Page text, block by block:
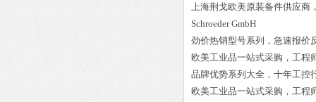
上海荆戈欧美原装备件供应商
Schroeder GmbH
劲价热销型号系列，急速报价
欧美工业品一站式采购，工程
品牌优势系列大全，十年工控
欧美工业品一站式采购，工程